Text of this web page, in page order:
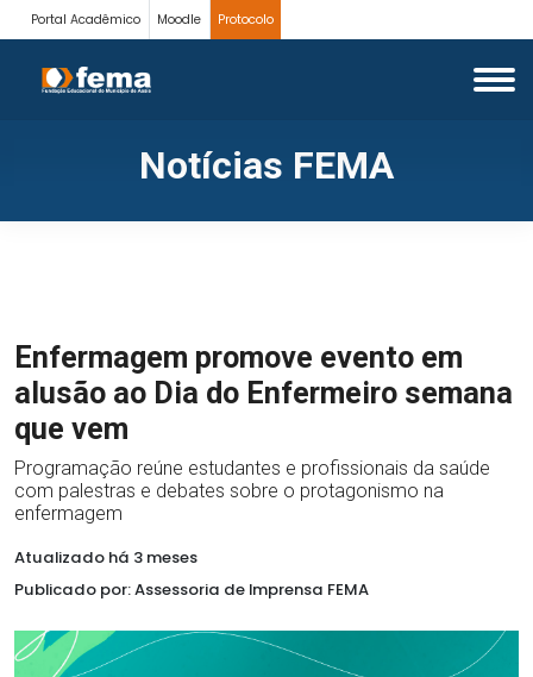
Portal Acadêmico Moodle Protocolo
Notícias FEMA
Enfermagem promove evento em
alusão ao Dia do Enfermeiro semana
que vem
Programação reúne estudantes e profissionais da saúde
com palestras e debates sobre o protagonismo na
enfermagem
Atualizado há 3 meses
Publicado por: Assessoria de Imprensa FEMA